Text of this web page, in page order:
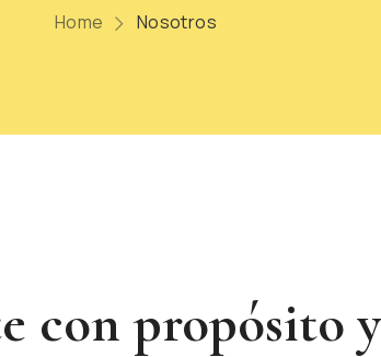
Home Nosotros
con propósito